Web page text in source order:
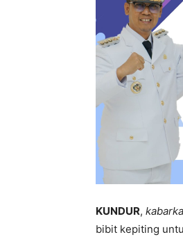
KUNDUR,
bibit kepiting